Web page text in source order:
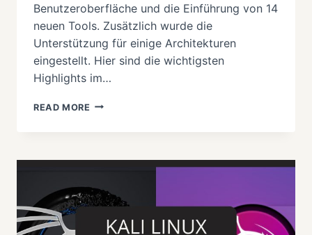
Benutzeroberfläche und die Einführung von 14
neuen Tools. Zusätzlich wurde die
Unterstützung für einige Architekturen
eingestellt. Hier sind die wichtigsten
Highlights im…
READ MORE KALI
DIE
ÄNDERUNGEN
UND
TOOLS